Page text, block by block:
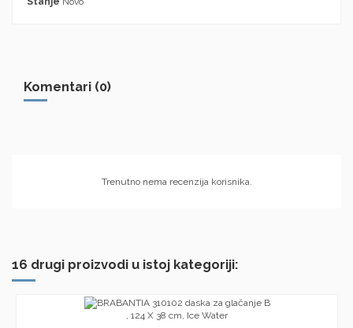
Komentari (0)
Trenutno nema recenzija korisnika.
16 drugi proizvodi u istoj kategoriji: